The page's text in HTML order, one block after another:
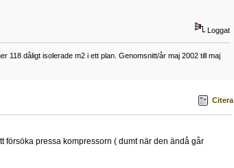
Loggat
118 dåligt isolerade m2 i ett plan. Genomsnitt/år maj 2002 till maj
Citera
pressa kompressorn ( dumt när den ändå går